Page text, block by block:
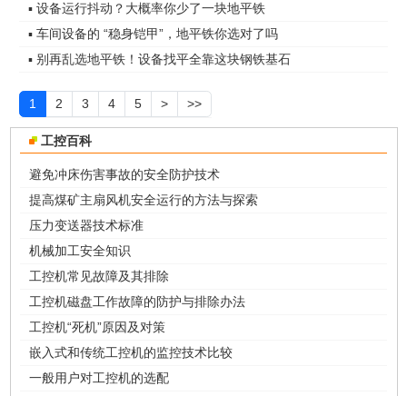
▪ 设备运行抖动？大概率你少了一块地平铁
▪ 车间设备的 “稳身铠甲”，地平铁你选对了吗
▪ 别再乱选地平铁！设备找平全靠这块钢铁基石
1 2 3 4 5 > >>
工控百科
避免冲床伤害事故的安全防护技术
提高煤矿主扇风机安全运行的方法与探索
压力变送器技术标准
机械加工安全知识
工控机常见故障及其排除
工控机磁盘工作故障的防护与排除办法
工控机“死机”原因及对策
嵌入式和传统工控机的监控技术比较
一般用户对工控机的选配